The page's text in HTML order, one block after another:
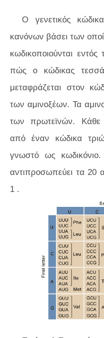
Ο γενετικός
κανόνων βάσει των
κωδικοποιούνται εντός
πώς ο κώδικας
μεταφράζεται στον
των αμινοξέων. Τα
των πρωτεϊνών. Κάθε
από έναν κώδικα
γνωστό ως
αντιπροσωπεύει τα 20
1 .